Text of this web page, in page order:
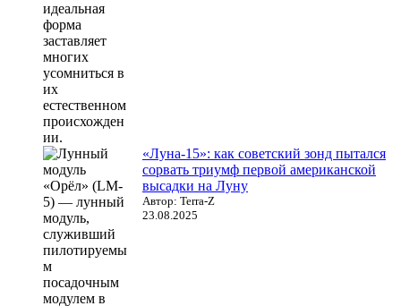
«Луна-15»: как советский зонд пытался
сорвать триумф первой американской
высадки на Луну
Автор: Terra-Z
23.08.2025